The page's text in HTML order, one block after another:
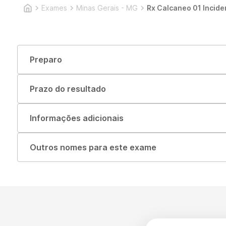
Exames Minas Gerais - MG Rx Calcaneo 01
Preparo
Prazo do resultado
Informações adicionais
Outros nomes para este exame